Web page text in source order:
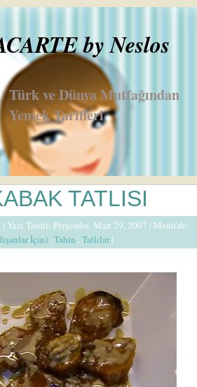
by Neslos
Türk ve Dünya Mutfağından
Yemek Tarifleri
TATLISI
| Yazı Tarihi: Perşembe, Mart 29, 2007 | Menü'de:
İçin) ,Tahin ,Tatlılar|